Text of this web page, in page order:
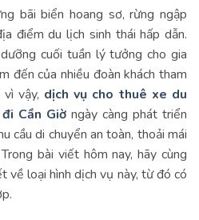
bãi biển hoang sơ, rừng ngập
điểm du lịch sinh thái hấp dẫn.
cuối tuần lý tưởng cho gia
đến của nhiều đoàn khách tham
vậy, dịch vụ cho thuê xe du
Cần Giờ ngày càng phát triển
cầu di chuyển an toàn, thoải mái
bài viết hôm nay, hãy cùng
về loại hình dịch vụ này, từ đó có